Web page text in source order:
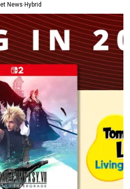
News·Hybrid